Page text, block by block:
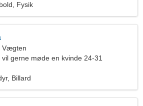
Fysik
Vægten
vil gerne møde en kvinde 24-31
Billard